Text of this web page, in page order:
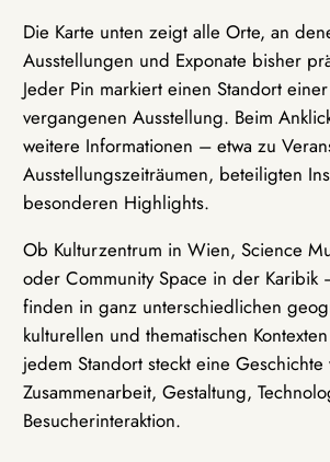
Die Karte unten zeigt alle Orte, an
Ausstellungen und Exponate bisher
Jeder Pin markiert einen Standort
vergangenen Ausstellung. Beim
weitere Informationen – etwa zu
Ausstellungszeiträumen, beteiligten
besonderen Highlights.
Ob Kulturzentrum in Wien, Science
oder Community Space in der Karibik
finden in ganz unterschiedlichen
kulturellen und thematischen
jedem Standort steckt eine Geschichte
Zusammenarbeit, Gestaltung,
Besucherinteraktion.